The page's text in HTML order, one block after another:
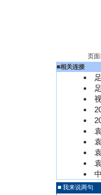
页面
■相关连接
■ 我来说两句